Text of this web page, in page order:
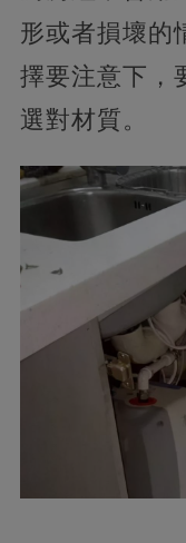
形或者損壞的
擇要注意下，
選對材質。